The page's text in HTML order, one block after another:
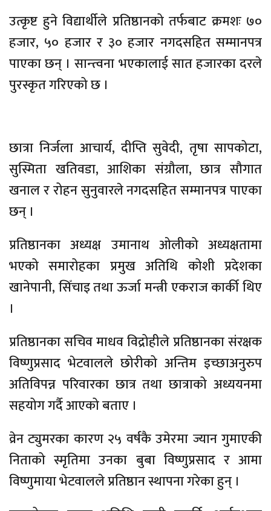
उत्कृष्ट हुने विद्यार्थीले प्रतिष्ठानको तर्फबाट क्रमशः ७०
हजार, ५० हजार र ३० हजार नगदसहित सम्मानपत्र
पाएका छन् । सान्त्वना भएकालाई सात हजारका दरले
पुरस्कृत गरिएको छ ।
छात्रा निर्जला आचार्य, दीप्ति सुवेदी, तृषा सापकोटा,
सुस्मिता खतिवडा, आशिका संग्रौला, छात्र सौगात
खनाल र रोहन सुनुवारले नगदसहित सम्मानपत्र पाएका
छन् ।
प्रतिष्ठानका अध्यक्ष उमानाथ ओलीको अध्यक्षतामा
भएको समारोहका प्रमुख अतिथि कोशी प्रदेशका
खानेपानी, सिँचाइ तथा ऊर्जा मन्त्री एकराज कार्की थिए
।
प्रतिष्ठानका सचिव माधव विद्रोहीले प्रतिष्ठानका संरक्षक
विष्णुप्रसाद भेटवालले छोरीको अन्तिम इच्छाअनुरुप
अतिविपन्न परिवारका छात्र तथा छात्राको अध्ययनमा
सहयोग गर्दै आएको बताए ।
व्रेन ट्युमरका कारण २५ वर्षकै उमेरमा ज्यान गुमाएकी
निताको स्मृतिमा उनका बुबा विष्णुप्रसाद र आमा
विष्णुमाया भेटवालले प्रतिष्ठान स्थापना गरेका हुन् ।